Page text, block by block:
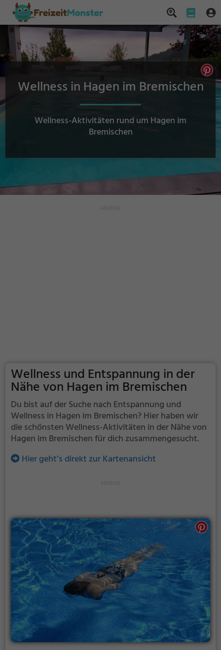
Wellness in Hagen im Bremischen
Wellness-Aktivitäten rund um Hagen im
Bremischen
Wellness und Entspannung in der
Nähe von Hagen im Bremischen
Du bist auf der Suche nach Entspannung und
Wellness in Hagen im Bremischen? Hier haben wir
die schönsten Wellness-Aktivitäten in der Nähe von
Hagen im Bremischen für dich zusammengesucht.
Hier geht’s direkt zur Kartenansicht